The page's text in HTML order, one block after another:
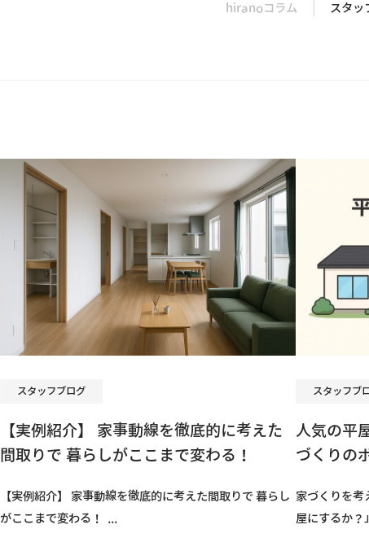
hiranoコラム スタッ
スタッフブログ
【実例紹介】 家事動線を徹底的に考えた
間取りで 暮らしがここまで変わる！
【実例紹介】 家事動線を徹底的に考えた間取りで 暮らし
がここまで変わる！ ...
スタッフブ
人気の平
づくりの
家づくりを考
屋にするか？